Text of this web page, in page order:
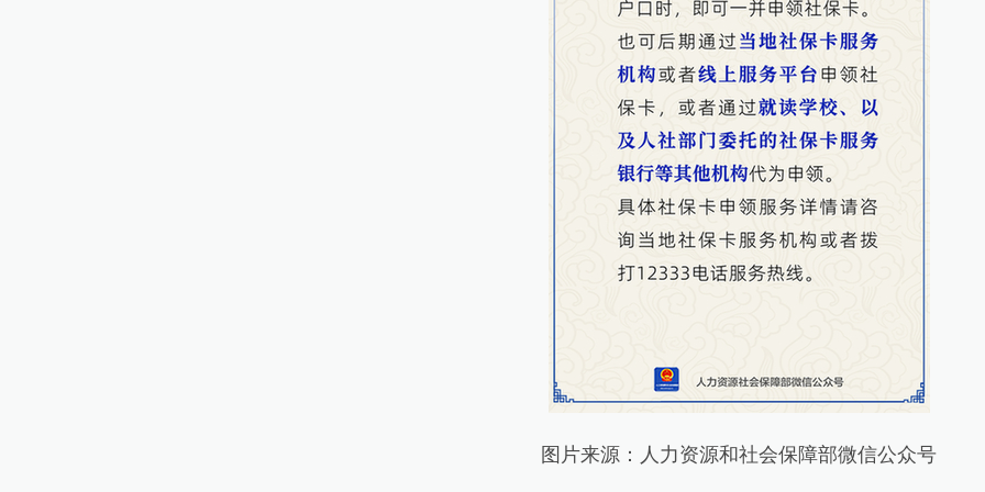
图片来源：人力资源和社会保障部微信公众号